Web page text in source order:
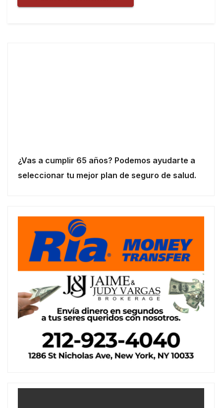
¿Vas a cumplir 65 años? Podemos ayudarte a
seleccionar tu mejor plan de seguro de salud.